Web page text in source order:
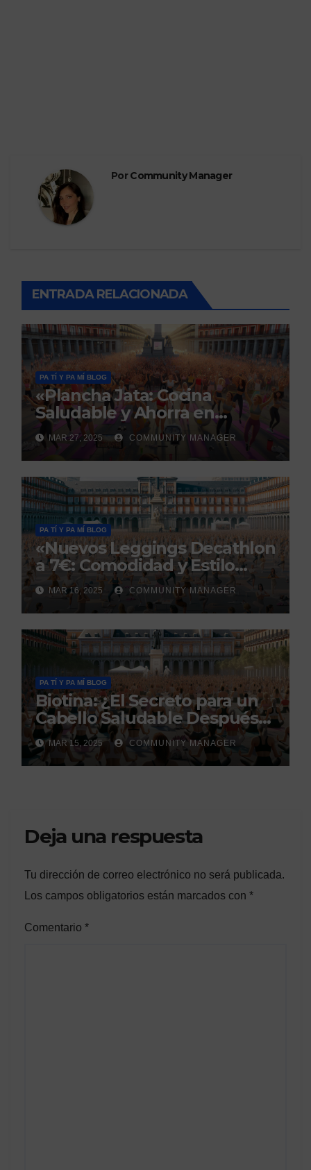
PorCommunity Manager
ENTRADA RELACIONADA
PA TÍ Y PA MÍ BLOG
«Plancha Jata: Cocina
Saludable y Ahorra en
Amazon por Solo 49€»
MAR 27, 2025 COMMUNITY MANAGER
PA TÍ Y PA MÍ BLOG
«Nuevos Leggings Decathlon
a 7€: Comodidad y Estilo
Garantizado»
MAR 16, 2025 COMMUNITY MANAGER
PA TÍ Y PA MÍ BLOG
Biotina: ¿El Secreto para un
Cabello Saludable Después
de los 50?
MAR 15, 2025 COMMUNITY MANAGER
Deja una respuesta
Tu dirección de correo electrónico no será publicada.
Los campos obligatorios están marcados con *
Comentario *